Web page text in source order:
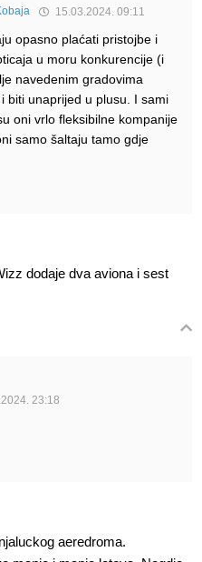
15.03.2024. 09:11
opasno plaćati pristojbe i
u moru konkurencije (i
navedenim gradovima
biti unaprijed u plusu. I sami
oni vrlo fleksibilne kompanije
samo šaltaju tamo gdje
dodaje dva aviona i sest
23:18
aeredroma.